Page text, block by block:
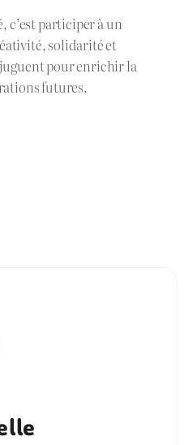
c’est participer à un
solidarité et
pour enrichir la
futures.